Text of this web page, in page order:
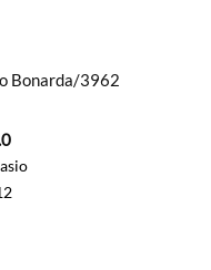
Bonarda/3962